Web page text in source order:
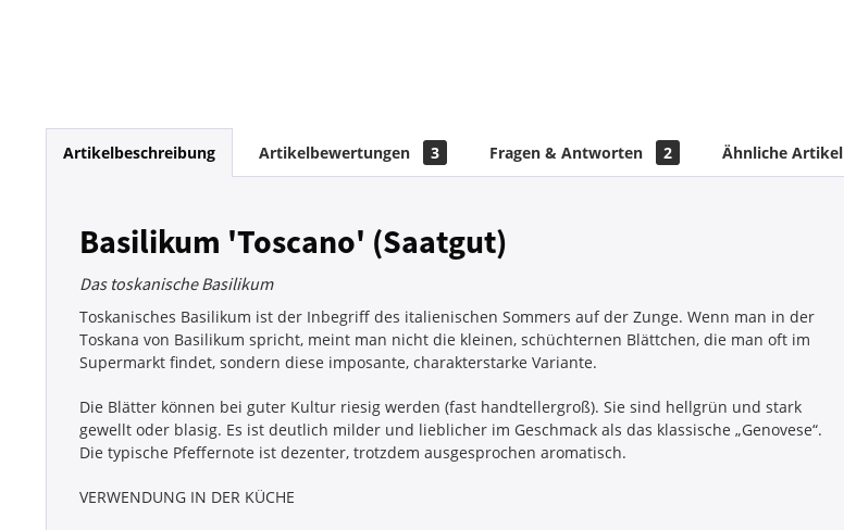
Artikelbeschreibung Artikelbewertungen 3 Fragen & Antworten 2 Ähnliche Artikel
Basilikum 'Toscano' (Saatgut)
Das toskanische Basilikum
Toskanisches Basilikum ist der Inbegriff des italienischen Sommers auf der Zunge. Wenn man in der
Toskana von Basilikum spricht, meint man nicht die kleinen, schüchternen Blättchen, die man oft im
Supermarkt findet, sondern diese imposante, charakterstarke Variante.
Die Blätter können bei guter Kultur riesig werden (fast handtellergroß). Sie sind hellgrün und stark
gewellt oder blasig. Es ist deutlich milder und lieblicher im Geschmack als das klassische „Genovese“.
Die typische Pfeffernote ist dezenter, trotzdem ausgesprochen aromatisch.
VERWENDUNG IN DER KÜCHE